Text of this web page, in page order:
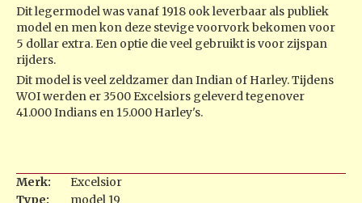
Dit legermodel was vanaf 1918 ook leverbaar als publiek
model en men kon deze stevige voorvork bekomen voor
5 dollar extra. Een optie die veel gebruikt is voor zijspan
rijders.
Dit model is veel zeldzamer dan Indian of Harley. Tijdens
WOI werden er 3500 Excelsiors geleverd tegenover
41.000 Indians en 15.000 Harley's.
Merk:
Excelsior